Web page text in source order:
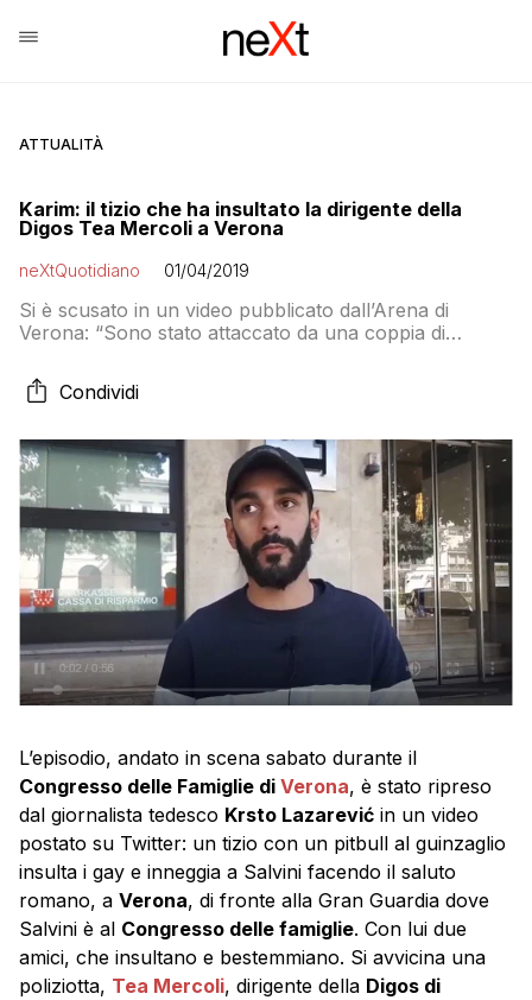
ATTUALITÀ
Karim: il tizio che ha insultato la dirigente della
Digos Tea Mercoli a Verona
neXtQuotidiano 01/04/2019
Si è scusato in un video pubblicato dall’Arena di
Verona: “Sono stato attaccato da una coppia di
Condividi
L’episodio, andato in scena sabato durante il
Congresso delle Famiglie di Verona, è stato ripreso
dal giornalista tedesco Krsto Lazarević in un video
postato su Twitter: un tizio con un pitbull al guinzaglio
insulta i gay e inneggia a Salvini facendo il saluto
romano, a Verona, di fronte alla Gran Guardia dove
Salvini è al Congresso delle famiglie. Con lui due
amici, che insultano e bestemmiano. Si avvicina una
poliziotta, Tea Mercoli, dirigente della Digos di